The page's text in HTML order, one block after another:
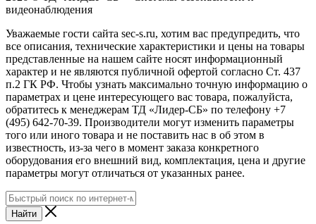
видеонаблюдения
Уважаемые гости сайта sec-s.ru, хотим вас предупредить, что
все описания, технические характеристики и цены на товары
представленные на нашем сайте носят информационный
характер и не являются публичной офертой согласно Ст. 437
п.2 ГК РФ. Чтобы узнать максимально точную информацию о
параметрах и цене интересующего вас товара, пожалуйста,
обратитесь к менеджерам ТД «Лидер-СБ» по телефону +7
(495) 642-70-39. Производители могут изменить параметры
того или иного товара и не поставить нас в об этом в
известность, из-за чего в момент заказа конкретного
оборудования его внешний вид, комплектация, цена и другие
параметры могут отличаться от указанных ранее.
Найти